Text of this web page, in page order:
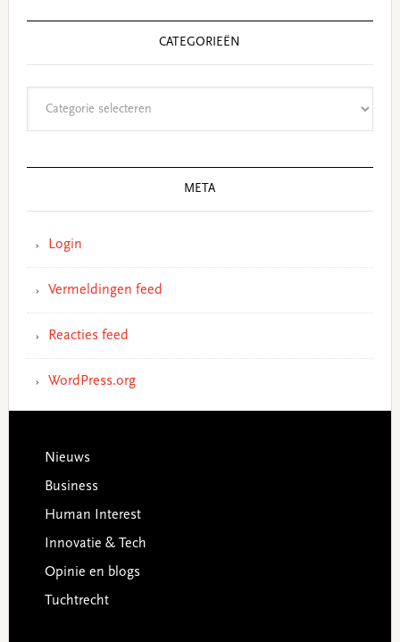
CATEGORIEËN
META
Login
Vermeldingen feed
Reacties feed
WordPress.org
Footer
Nieuws
Business
Human Interest
Innovatie & Tech
Opinie en blogs
Tuchtrecht